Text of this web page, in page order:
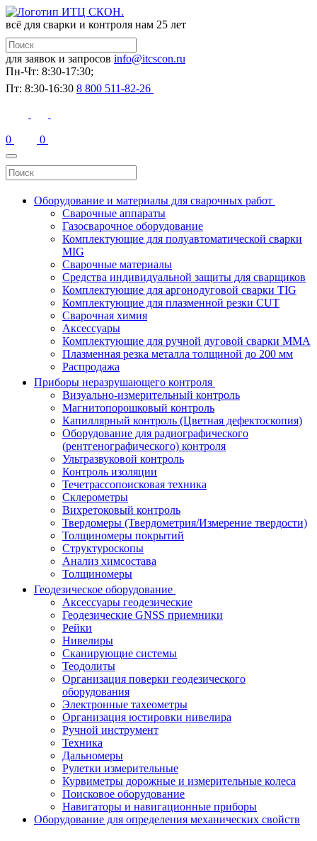
всё для сварки и контроля нам 25 лет
для заявок и запросов info@itcscon.ru
Пн-Чт: 8:30-17:30;
Пт: 8:30-16:30 8 800 511-82-26
0 0
Оборудование и материалы для сварочных работ
Сварочные аппараты
Газосварочное оборудование
Комплектующие для полуавтоматической сварки
MIG
Сварочные материалы
Средства индивидуальной защиты для сварщиков
Комплектующие для аргонодуговой сварки TIG
Комплектующие для плазменной резки CUT
Сварочная химия
Аксессуары
Комплектующие для ручной дуговой сварки MMA
Плазменная резка металла толщиной до 200 мм
Распродажа
Приборы неразрушающего контроля
Визуально-измерительный контроль
Магнитопорошковый контроль
Капиллярный контроль (Цветная дефектоскопия)
Оборудование для радиографического
(рентгенографического) контроля
Ультразвуковой контроль
Контроль изоляции
Течетрассопоисковая техника
Склерометры
Вихретоковый контроль
Твердомеры (Твердометрия/Измерение твердости)
Толщиномеры покрытий
Структуроскопы
Анализ химсостава
Толщиномеры
Геодезическое оборудование
Аксессуары геодезические
Геодезические GNSS приемники
Рейки
Нивелиры
Сканирующие системы
Теодолиты
Организация поверки геодезического
оборудования
Электронные тахеометры
Организация юстировки нивелира
Ручной инструмент
Техника
Дальномеры
Рулетки измерительные
Курвиметры дорожные и измерительные колеса
Поисковое оборудование
Навигаторы и навигационные приборы
Оборудование для определения механических свойств